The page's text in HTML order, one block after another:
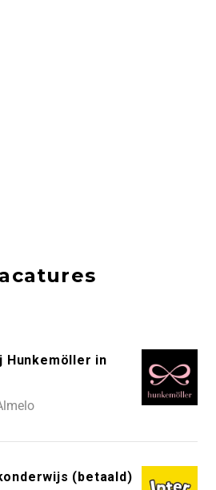
Hunkemöller in
(betaald)